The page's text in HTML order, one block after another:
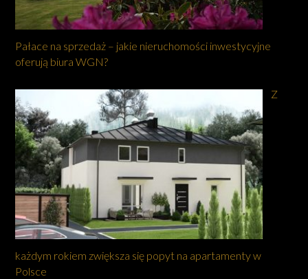
Pałace na sprzedaż – jakie nieruchomości inwestycyjne
oferują biura WGN?
Z
każdym rokiem zwiększa się popyt na apartamenty w
Polsce